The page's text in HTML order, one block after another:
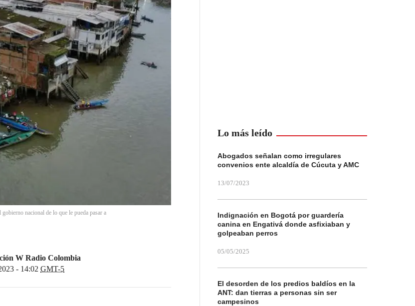
nacional de lo que le pueda pasar a
W Radio Colombia
- 14:02 GMT-5
Lo más leído
Abogados señalan como irregulares
convenios ente alcaldía de Cúcuta y AMC
13/07/2023
Indignación en Bogotá por guardería
canina en Engativá donde asfixiaban y
golpeaban perros
05/05/2025
El desorden de los predios baldíos en la
ANT: dan tierras a personas sin ser
campesinos